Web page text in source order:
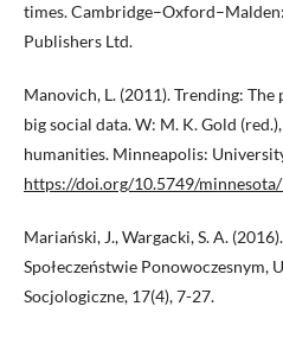
times.
Publishers Ltd.
Manovich, L. (2011). Trending:
big social data. W: M. K. Gold
humanities. Minneapolis:
https://doi.org/10.5749/
Mariański, J., Wargacki, S. A.
Społeczeństwie Ponowoczesnym,
Socjologiczne, 17(4), 7-27.